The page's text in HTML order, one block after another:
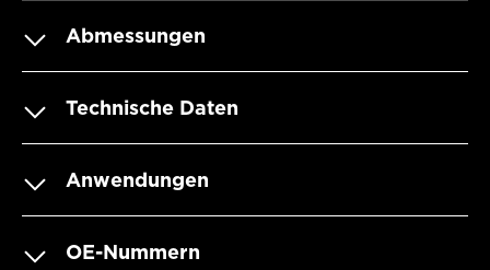
Abmessungen
Technische Daten
Anwendungen
OE-Nummern